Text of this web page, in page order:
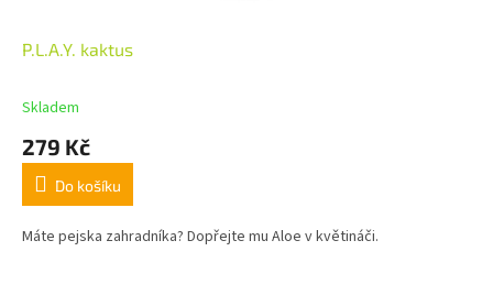
P.L.A.Y. kaktus
Skladem
279 Kč
Do košíku
Máte pejska zahradníka? Dopřejte mu Aloe v květináči.